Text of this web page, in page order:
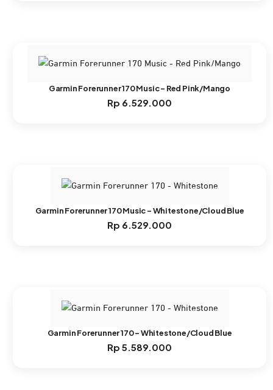
Garmin Forerunner 170 Music – Red Pink/Mango
Rp 6.529.000
Garmin Forerunner 170 Music – Whitestone/Cloud Blue
Rp 6.529.000
Garmin Forerunner 170 – Whitestone/Cloud Blue
Rp 5.589.000